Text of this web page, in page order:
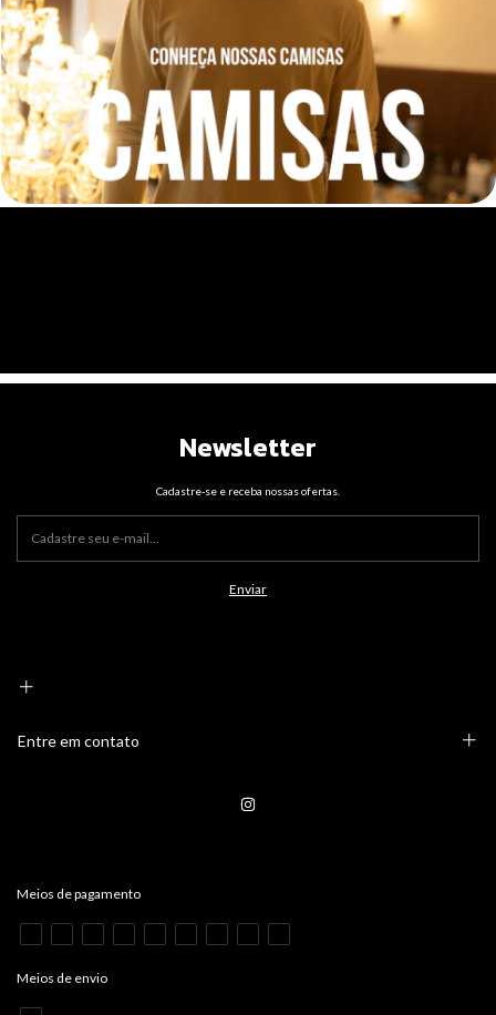
Newsletter
Cadastre-se e receba nossas ofertas.
Entre em contato
Meios de pagamento
Meios de envio